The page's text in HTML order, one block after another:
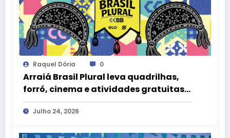
Raquel Dória 0
Arraiá Brasil Plural leva quadrilhas,
forró, cinema e atividades gratuitas
ao CCBB Brasília
Julho 24, 2026